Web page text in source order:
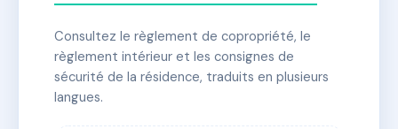
✓ Immatriculée 🏠 43 lots 🏗 1 bâtiment(s)
📞 Contacter Syndic Digital
Consultez le règlement de copropriété, le
règlement intérieur et les consignes de
sécurité de la résidence, traduits en plusieurs
langues.